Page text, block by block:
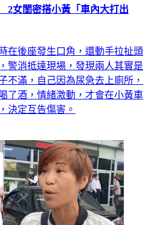
女閨密搭小黃「車內大打出
在後座發生口角，還動手拉扯頭
警消抵達現場，發現兩人其實是
不滿，自己因為尿急去上廁所，
了酒，情緒激動，才會在小黃車
決定互告傷害。